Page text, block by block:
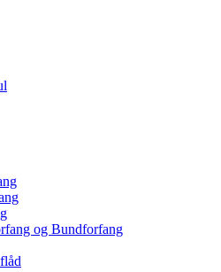
og Bundforfang